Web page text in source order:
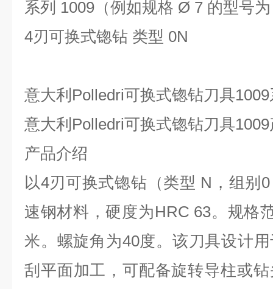
系列 1009（例如规格 Ø 7 的型号
4刃可换式锪钻 类型 0N
意大利 Polledri可换式锪钻刀具
意大利 Polledri可换式锪钻刀具
产品介绍
以4刃可换式锪钻（类型 N，组别
速钢材料，硬度为HRC 63。规格
米。螺旋角为40度。该刀具设计
刮平面加工，可配备旋转导柱或